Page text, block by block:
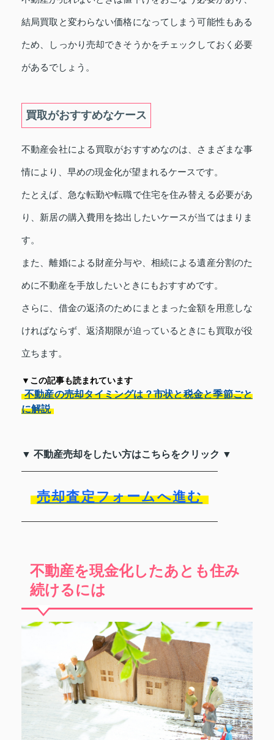
結局買取と変わらない価格になってしまう可能性もある
ため、しっかり売却できそうかをチェックしておく必要
があるでしょう。
買取がおすすめなケース
不動産会社による買取がおすすめなのは、さまざまな事
情により、早めの現金化が望まれるケースです。
たとえば、急な転勤や転職で住宅を住み替える必要があ
り、新居の購入費用を捻出したいケースが当てはまりま
す。
また、離婚による財産分与や、相続による遺産分割のた
めに不動産を手放したいときにもおすすめです。
さらに、借金の返済のためにまとまった金額を用意しな
ければならず、返済期限が迫っているときにも買取が役
立ちます。
▼この記事も読まれています
不動産の売却タイミングは？市状と税金と季節ごと
に解説
▼ 不動産売却をしたい方はこちらをクリック ▼
売却査定フォームへ進む
不動産を現金化したあとも住み
続けるには